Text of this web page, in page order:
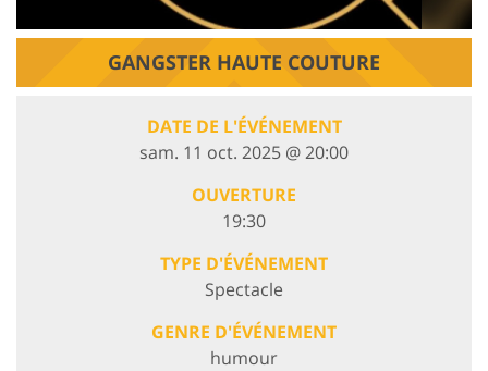
GANGSTER HAUTE COUTURE
DATE DE L'ÉVÉNEMENT
sam. 11 oct. 2025 @ 20:00
OUVERTURE
19:30
TYPE D'ÉVÉNEMENT
Spectacle
GENRE D'ÉVÉNEMENT
humour